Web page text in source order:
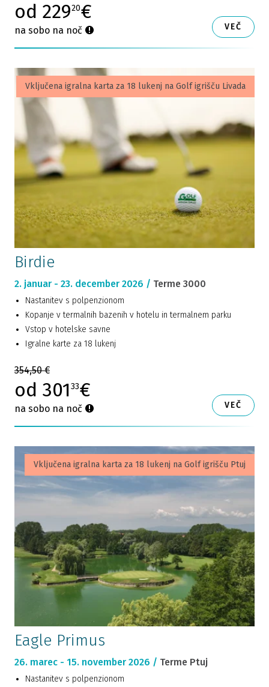
od 22920€
na sobo na noč VEČ
Vključena igralna karta za 18 lukenj na Golf igrišču Livada
Birdie
2. januar - 23. december 2026 / Terme 3000
Nastanitev s polpenzionom
Kopanje v termalnih bazenih v hotelu in termalnem parku
Vstop v hotelske savne
Igralne karte za 18 lukenj
354,50 €
od 30133€
na sobo na noč VEČ
Vključena igralna karta za 18 lukenj na Golf igrišču Ptuj
Eagle Primus
26. marec - 15. november 2026 / Terme Ptuj
Nastanitev s polpenzionom